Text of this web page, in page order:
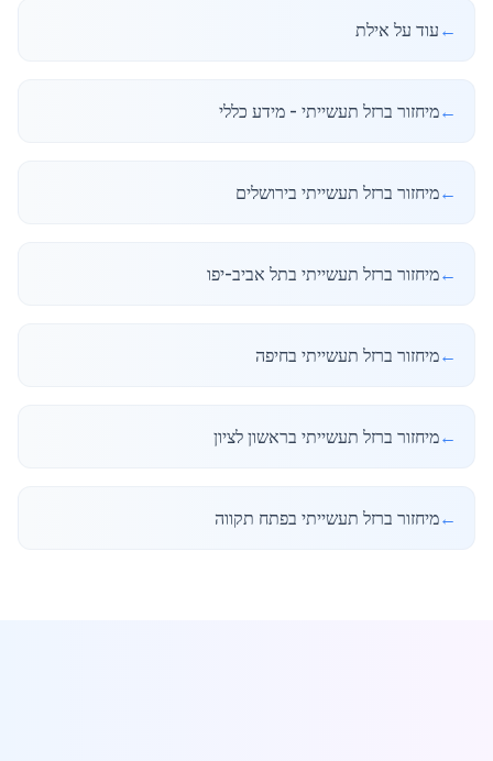
← עוד על אילת
←מיחזור ברזל תעשייתי - מידע כללי
←מיחזור ברזל תעשייתי בירושלים
←מיחזור ברזל תעשייתי בתל אביב-יפו
←מיחזור ברזל תעשייתי בחיפה
←מיחזור ברזל תעשייתי בראשון לציון
←מיחזור ברזל תעשייתי בפתח תקווה